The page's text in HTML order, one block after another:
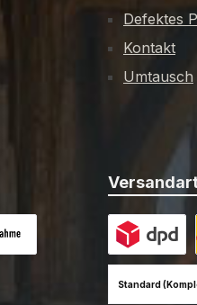
Defektes
Kontakt
Umtausch
(+12EUR)
1
Standard